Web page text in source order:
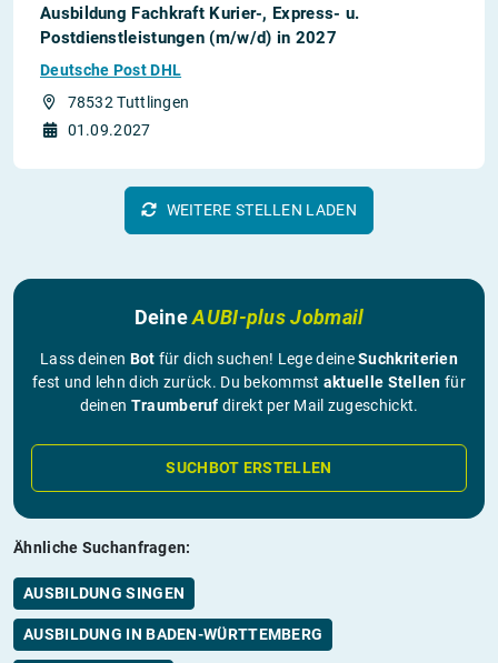
Ausbildung Fachkraft Kurier-, Express- u.
Postdienstleistungen (m/w/d) in 2027
Deutsche Post DHL
78532 Tuttlingen
01.09.2027
WEITERE STELLEN LADEN
DeineAUBI-plus Jobmail
Lass deinen Bot für dich suchen! Lege deineSuchkriterien
fest und lehn dich zurück. Du bekommst aktuelle Stellen für
deinen Traumberuf direkt per Mail zugeschickt.
SUCHBOT ERSTELLEN
Ähnliche Suchanfragen:
AUSBILDUNG SINGEN
AUSBILDUNG IN BADEN-WÜRTTEMBERG